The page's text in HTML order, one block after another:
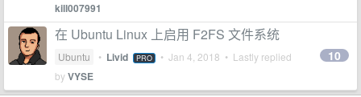
kill007991
在 Ubuntu Linux 上启用 F2FS 文件系统
Ubuntu • Livid PRO • Jan 4, 2018 • Lastly replied
byVYSE
10